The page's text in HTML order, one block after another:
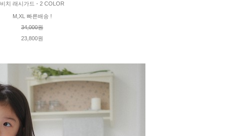
비치 래시가드 - 2 COLOR
M,XL 빠른배송 !
34,000원
23,800원